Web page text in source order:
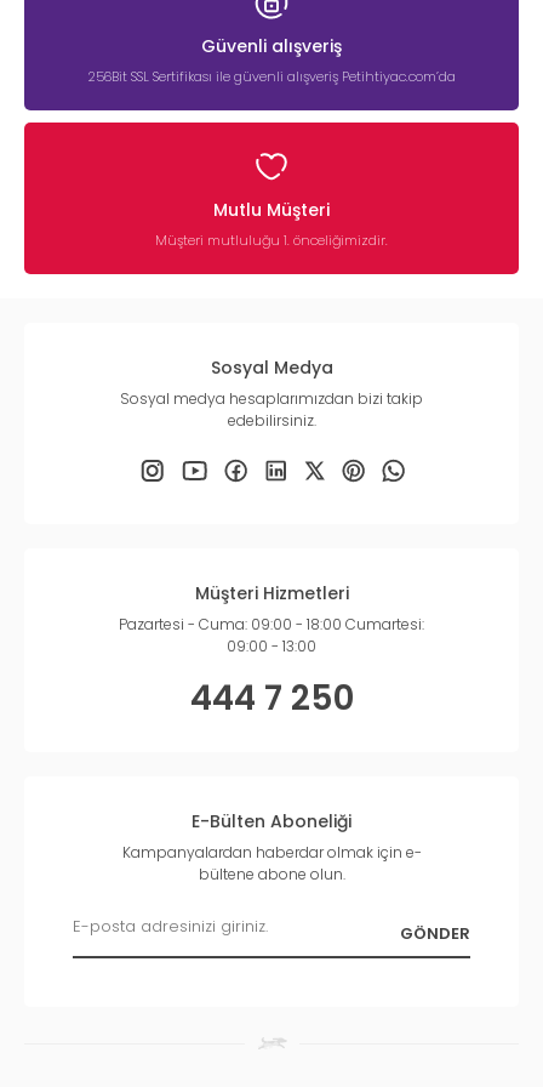
Güvenli alışveriş
256Bit SSL Sertifikası ile güvenli alışveriş Petihtiyac.com’da
Mutlu Müşteri
Müşteri mutluluğu 1. önceliğimizdir.
Sosyal Medya
Sosyal medya hesaplarımızdan bizi takip
edebilirsiniz.
Müşteri Hizmetleri
Pazartesi - Cuma: 09:00 - 18:00 Cumartesi:
09:00 - 13:00
444 7 250
E-Bülten Aboneliği
Kampanyalardan haberdar olmak için e-
bültene abone olun.